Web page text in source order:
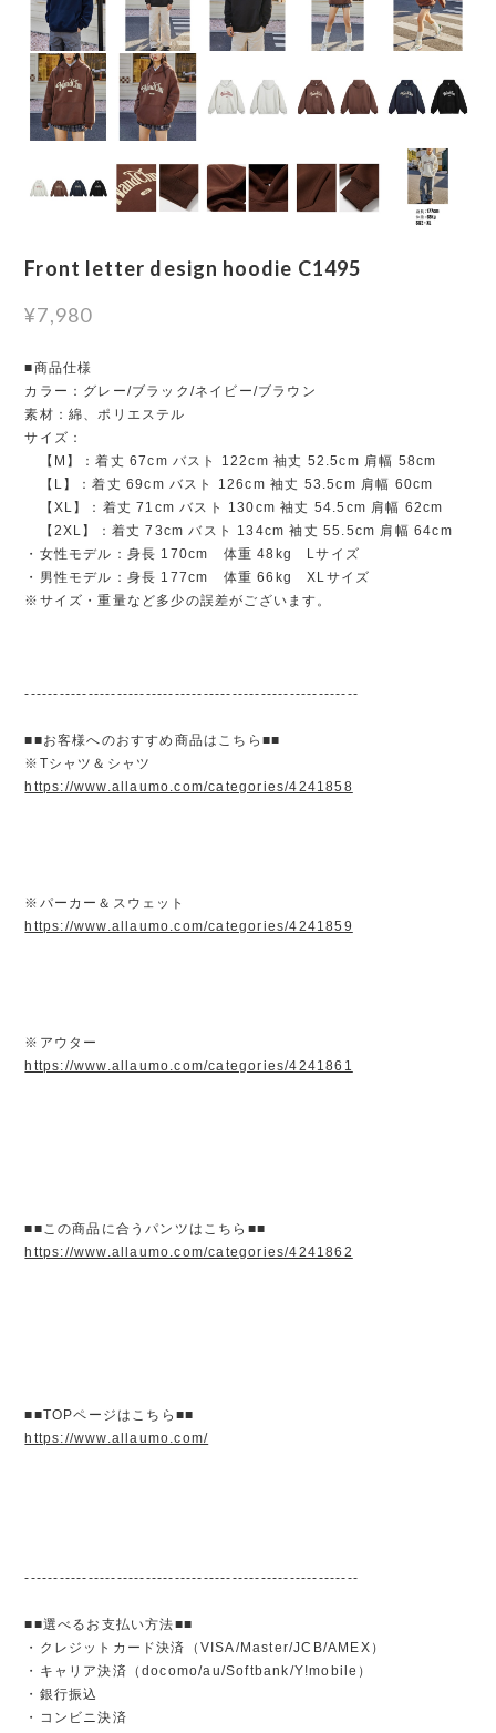
Front letter design hoodie C1495
¥7,980
■商品仕様
カラー：グレー/ブラック/ネイビー/ブラウン
素材：綿、ポリエステル
サイズ：
【M】：着丈 67cm バスト 122cm 袖丈 52.5cm 肩幅 58cm
【L】：着丈 69cm バスト 126cm 袖丈 53.5cm 肩幅 60cm
【XL】：着丈 71cm バスト 130cm 袖丈 54.5cm 肩幅 62cm
【2XL】：着丈 73cm バスト 134cm 袖丈 55.5cm 肩幅 64cm
・女性モデル：身長 170cm 体重 48kg Lサイズ
・男性モデル：身長 177cm 体重 66kg XLサイズ
※サイズ・重量など多少の誤差がございます。
----------------------------------------------------------
■■お客様へのおすすめ商品はこちら■■
※Tシャツ＆シャツ
https://www.allaumo.com/categories/4241858
※パーカー＆スウェット
https://www.allaumo.com/categories/4241859
※アウター
https://www.allaumo.com/categories/4241861
■■この商品に合うパンツはこちら■■
https://www.allaumo.com/categories/4241862
■■TOPページはこちら■■
https://www.allaumo.com/
----------------------------------------------------------
■■選べるお支払い方法■■
・クレジットカード決済（VISA/Master/JCB/AMEX）
・キャリア決済（docomo/au/Softbank/Y!mobile）
・銀行振込
・コンビニ決済